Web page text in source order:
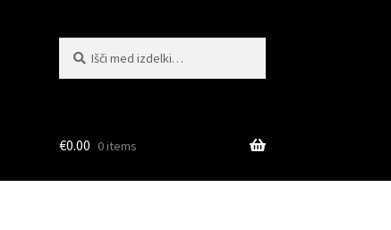
€0.00 0 items